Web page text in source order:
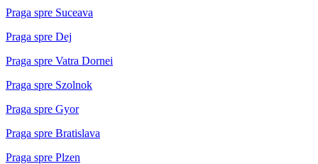
Praga spre Suceava
Praga spre Dej
Praga spre Vatra Dornei
Praga spre Szolnok
Praga spre Gyor
Praga spre Bratislava
Praga spre Plzen